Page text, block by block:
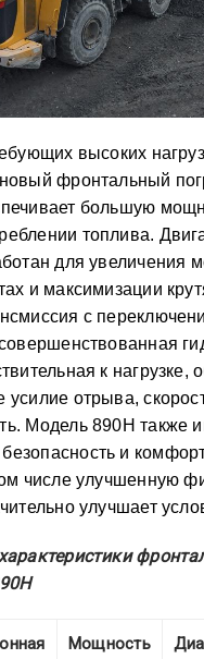
высоких
фронтальный
большую
топлива.
для увеличения
и максимизации
с
к нагрузке,
усилие отрыва,
Модель 890H также
и
числе улучшенную
улучшает
Мощность